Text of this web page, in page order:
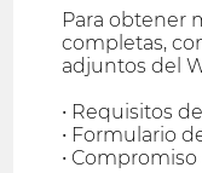
Para obtener
completas,
adjuntos del
• Requisitos
• Formulario
•